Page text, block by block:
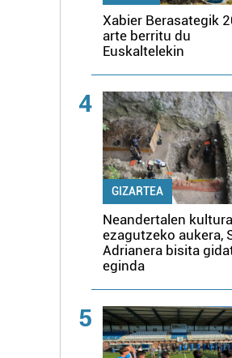
Xabier Berasategik
arte berritu du
Euskaltelekin
4
GIZARTEA
Neandertalen kultura
ezagutzeko aukera,
Adrianera bisita
eginda
5